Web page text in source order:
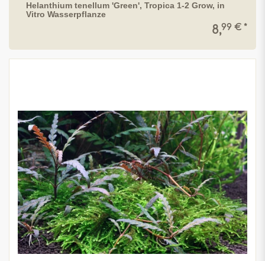
Helanthium tenellum 'Green', Tropica 1-2 Grow, in
Vitro Wasserpflanze
8,99 € *